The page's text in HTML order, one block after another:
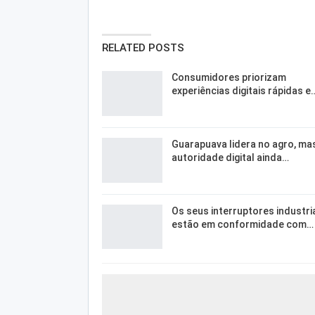
RELATED POSTS
Consumidores priorizam
experiências digitais rápidas
Guarapuava lidera no agro,
autoridade digital ainda…
Os seus interruptores
estão em conformidade com…